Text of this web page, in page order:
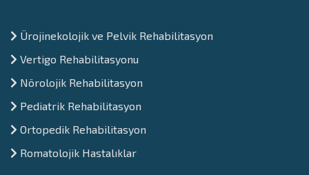
Ürojinekolojik ve Pelvik Rehabilitasyon
Vertigo Rehabilitasyonu
Nörolojik Rehabilitasyon
Pediatrik Rehabilitasyon
Ortopedik Rehabilitasyon
Romatolojik Hastalıklar